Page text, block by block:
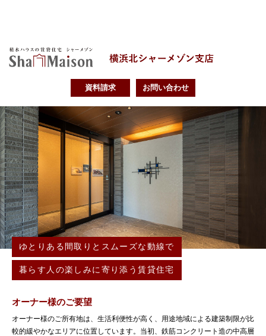
資料請求 お問い合わせ
ゆとりある間取りとスムーズな動線で
暮らす人の楽しみに寄り添う賃貸住宅
オーナー様のご要望
オーナー様のご所有地は、生活利便性が高く、用途地域による建築制限が比
較的緩やかなエリアに位置しています。当初、鉄筋コンクリート造の中高層